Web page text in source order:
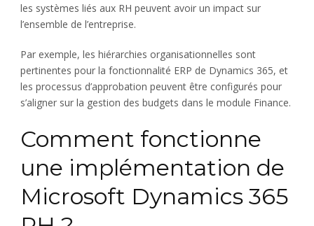
les systèmes liés aux RH peuvent avoir un impact sur
l’ensemble de l’entreprise.
Par exemple, les hiérarchies organisationnelles sont
pertinentes pour la fonctionnalité ERP de Dynamics 365, et
les processus d’approbation peuvent être configurés pour
s’aligner sur la gestion des budgets dans le module Finance.
Comment fonctionne
une implémentation de
Microsoft Dynamics 365